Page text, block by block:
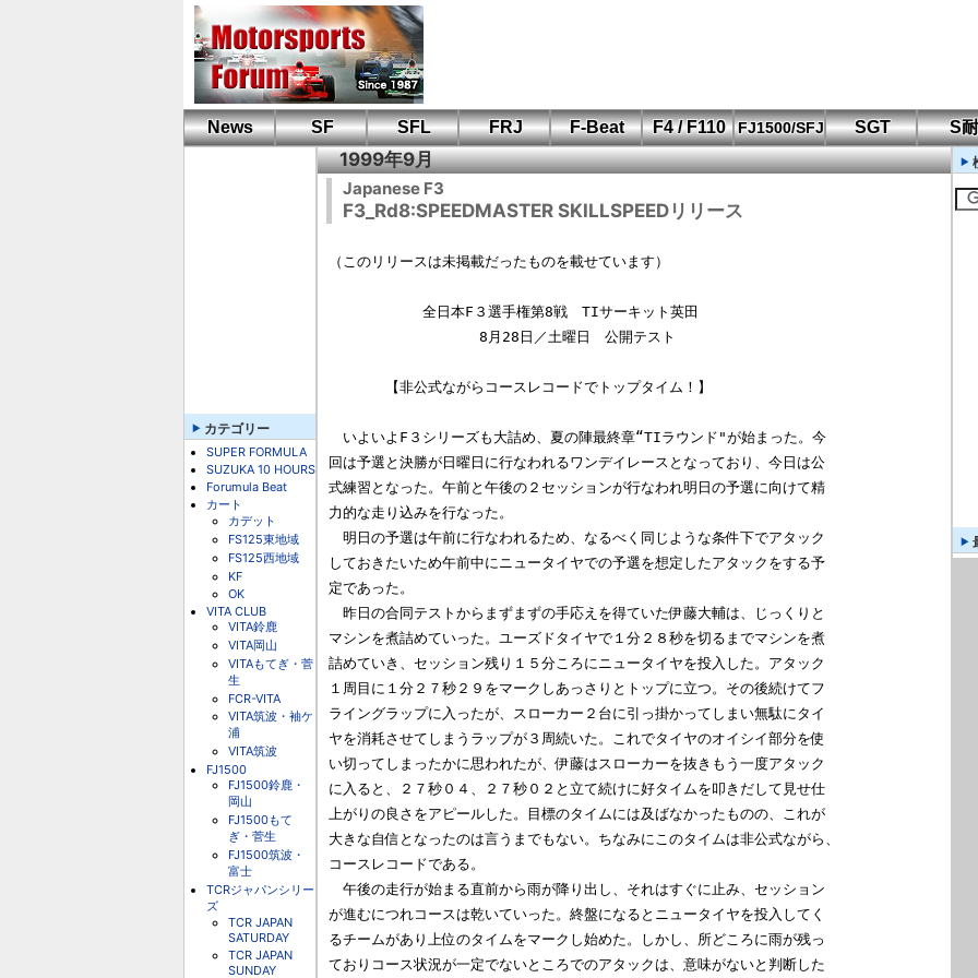
News SF SFL FRJ F-Beat
F4 / F110
FIA-F4
F110 CUP
FJ1500/SFJ
鈴鹿・岡山
もてぎ・菅生
筑波・冨士
Aポリス
SFJ D-Cup
SFJ日本一
SGT S耐
カテゴリー
SUPER FORMULA
SUZUKA 10 HOURS
Forumula Beat
カート
カデット
FS125東地域
FS125西地域
KF
OK
VITA CLUB
VITA鈴鹿
VITA岡山
VITAもてぎ・菅
生
FCR-VITA
VITA筑波・袖ケ
浦
VITA筑波
FJ1500
FJ1500鈴鹿・
岡山
FJ1500もて
ぎ・菅生
FJ1500筑波・
富士
TCRジャパンシリー
ズ
TCR JAPAN
SATURDAY
TCR JAPAN
SUNDAY
1999年9月
Japanese F3
F3_Rd8:SPEEDMASTER SKILLSPEEDリリース
（このリリースは未掲載だったものを載せています）
全日本F３選手権第8戦　TIサーキット英田
8月28日／土曜日　公開テスト
【非公式ながらコースレコードでトップタイム！】
いよいよF３シリーズも大詰め、夏の陣最終章“TIラウンド"が始まった。今
回は予選と決勝が日曜日に行なわれるワンデイレースとなっており、今日は公
式練習となった。午前と午後の２セッションが行なわれ明日の予選に向けて精
力的な走り込みを行なった。
明日の予選は午前に行なわれるため、なるべく同じような条件下でアタック
しておきたいため午前中にニュータイヤでの予選を想定したアタックをする予
定であった。
昨日の合同テストからまずまずの手応えを得ていた伊藤大輔は、じっくりと
マシンを煮詰めていった。ユーズドタイヤで１分２８秒を切るまでマシンを煮
詰めていき、セッション残り１５分ころにニュータイヤを投入した。アタック
１周目に１分２７秒２９をマークしあっさりとトップに立つ。その後続けてフ
ライングラップに入ったが、スローカー２台に引っ掛かってしまい無駄にタイ
ヤを消耗させてしまうラップが３周続いた。これでタイヤのオイシイ部分を使
い切ってしまったかに思われたが、伊藤はスローカーを抜きもう一度アタック
に入ると、２７秒０４、２７秒０２と立て続けに好タイムを叩きだして見せ仕
上がりの良さをアピールした。目標のタイムには及ばなかったものの、これが
大きな自信となったのは言うまでもない。ちなみにこのタイムは非公式ながら、
コースレコードである。
午後の走行が始まる直前から雨が降り出し、それはすぐに止み、セッション
が進むにつれコースは乾いていった。終盤になるとニュータイヤを投入してく
るチームがあり上位のタイムをマークし始めた。しかし、所どころに雨が残っ
ておりコース状況が一定でないところでのアタックは、意味がないと判断した